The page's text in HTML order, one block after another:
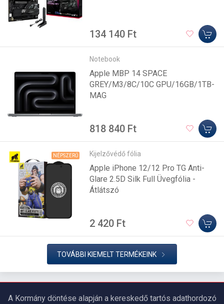
134 140 Ft
Notebook
Apple MBP 14 SPACE
GREY/M3/8C/10C GPU/16GB/1TB-
MAG
818 840 Ft
NÉPSZERŰ Kijelzővédő fólia
Apple iPhone 12/12 Pro TG Anti-
Glare 2.5D Silk Full Üvegfólia -
Átlátszó
2 420 Ft
TOVÁBBI KIEMELT TERMÉKEINK
A Kormány döntése alapján a kereskedő tartós adathordozó